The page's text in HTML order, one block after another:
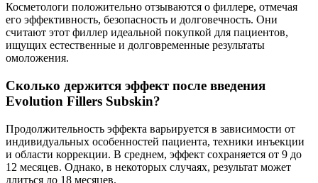
Косметологи положительно отзываются о филлере, отмечая
его эффективность, безопасность и долговечность. Они
считают этот филлер идеальной покупкой для пациентов,
ищущих естественные и долговременные результаты
омоложения.
Сколько держится эффект после введения
Evolution Fillers Subskin?
Продолжительность эффекта варьируется в зависимости от
индивидуальных особенностей пациента, техники инъекции
и области коррекции. В среднем, эффект сохраняется от 9 до
12 месяцев. Однако, в некоторых случаях, результат может
длиться до 18 месяцев.